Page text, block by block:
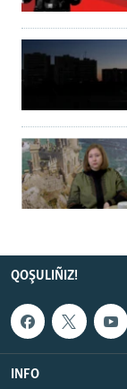
QOŞULIÑIZ!
INFO